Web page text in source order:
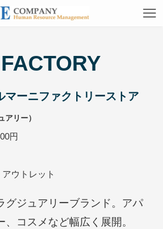
マーニファクトリーストア
アリー）
円
ウトレット
グジュアリーブランド。アパ
コスメなど幅広く展開。